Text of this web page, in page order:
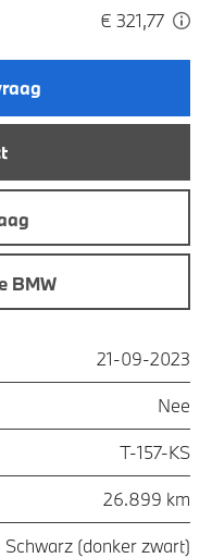
€ 321,77
BMW
21-09-2023
Nee
T-157-KS
26.899 km
Schwarz (donker zwart)